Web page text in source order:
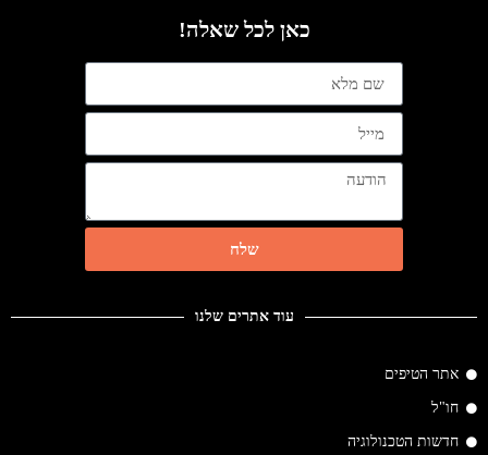
עוד אתרים שלנו
אתר הטיפים
חו"ל
חדשות הטכנולוגיה
כאן לכל שאלה!
שלח